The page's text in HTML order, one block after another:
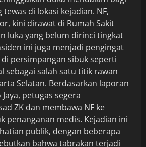
tewas di lokasi kejadian. NF,
kini dirawat di Rumah Sakit
luka yang belum dirinci tingkat
ini juga menjadi pengingat
persimpangan sibuk seperti
sebagai salah satu titik rawan
Selatan. Berdasarkan laporan
petugas segera
ZK dan membawa NF ke
penanganan medis. Kejadian ini
publik, dengan beberapa
bahwa tabrakan terjadi